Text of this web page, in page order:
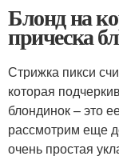
Блонд на
прическа
Стрижка пикси
которая
блондинок – это
рассмотрим еще
очень простая